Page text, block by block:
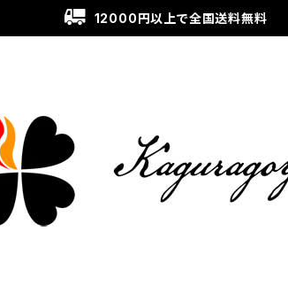
12000円以上で全国送料無料